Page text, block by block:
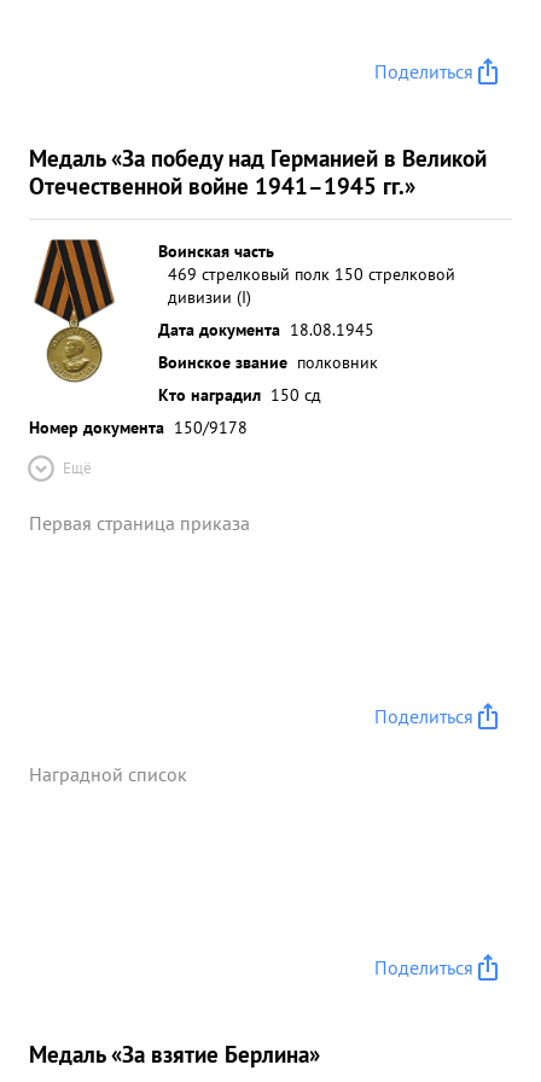
Поделиться
Медаль «За победу над Германией в Великой
Отечественной войне 1941–1945 гг.»
Воинская часть
469 стрелковый полк 150 стрелковой
дивизии (I)
Дата документа 18.08.1945
Воинское звание полковник
Кто наградил 150 сд
Номер документа 150/9178
Ещё
Первая страница приказа
Поделиться
Наградной список
Поделиться
Медаль «За взятие Берлина»